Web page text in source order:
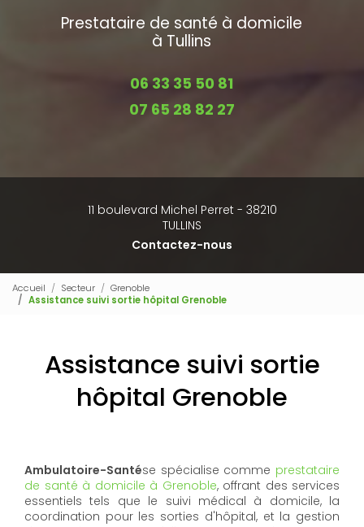
Prestataire de santé à domicile
à Tullins
06 33 35 50 81
07 65 28 82 27
11 boulevard Michel Perret - 38210
TULLINS
Contactez-nous
Accueil Secteur
Grenoble
Assistance suivi sortie hôpital Grenoble
Assistance suivi sortie
hôpital Grenoble
Ambulatoire-Santése spécialise comme prestataire
de santé à domicile à Grenoble, offrant des services
essentiels tels que le suivi médical à domicile, la
coordination pour les sorties d'hôpital, et la gestion